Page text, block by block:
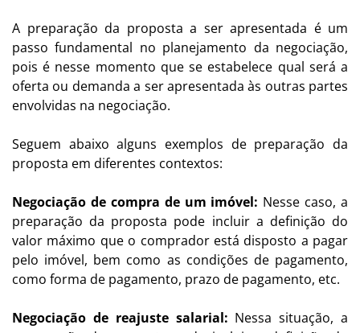
A preparação da proposta a ser apresentada é um
passo fundamental no planejamento da negociação,
pois é nesse momento que se estabelece qual será a
oferta ou demanda a ser apresentada às outras partes
envolvidas na negociação.
Seguem abaixo alguns exemplos de preparação da
proposta em diferentes contextos:
Negociação de compra de um imóvel: Nesse caso, a
preparação da proposta pode incluir a definição do
valor máximo que o comprador está disposto a pagar
pelo imóvel, bem como as condições de pagamento,
como forma de pagamento, prazo de pagamento, etc.
Negociação de reajuste salarial: Nessa situação, a